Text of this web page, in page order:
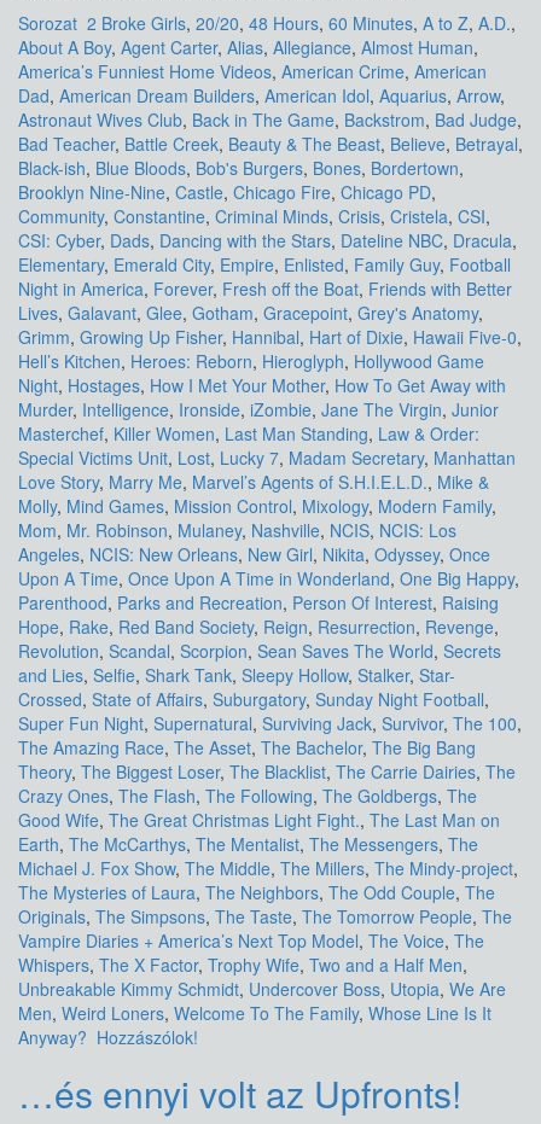
Sorozat 2 Broke Girls, 20/20, 48 Hours, 60 Minutes, A to Z, A.D.,
About A Boy, Agent Carter, Alias, Allegiance, Almost Human,
America’s Funniest Home Videos, American Crime, American
Dad, American Dream Builders, American Idol, Aquarius, Arrow,
Astronaut Wives Club, Back in The Game, Backstrom, Bad Judge,
Bad Teacher, Battle Creek, Beauty & The Beast, Believe, Betrayal,
Black-ish, Blue Bloods, Bob's Burgers, Bones, Bordertown,
Brooklyn Nine-Nine, Castle, Chicago Fire, Chicago PD,
Community, Constantine, Criminal Minds, Crisis, Cristela, CSI,
CSI: Cyber, Dads, Dancing with the Stars, Dateline NBC, Dracula,
Elementary, Emerald City, Empire, Enlisted, Family Guy, Football
Night in America, Forever, Fresh off the Boat, Friends with Better
Lives, Galavant, Glee, Gotham, Gracepoint, Grey's Anatomy,
Grimm, Growing Up Fisher, Hannibal, Hart of Dixie, Hawaii Five-0,
Hell’s Kitchen, Heroes: Reborn, Hieroglyph, Hollywood Game
Night, Hostages, How I Met Your Mother, How To Get Away with
Murder, Intelligence, Ironside, iZombie, Jane The Virgin, Junior
Masterchef, Killer Women, Last Man Standing, Law & Order:
Special Victims Unit, Lost, Lucky 7, Madam Secretary, Manhattan
Love Story, Marry Me, Marvel’s Agents of S.H.I.E.L.D., Mike &
Molly, Mind Games, Mission Control, Mixology, Modern Family,
Mom, Mr. Robinson, Mulaney, Nashville, NCIS, NCIS: Los
Angeles, NCIS: New Orleans, New Girl, Nikita, Odyssey, Once
Upon A Time, Once Upon A Time in Wonderland, One Big Happy,
Parenthood, Parks and Recreation, Person Of Interest, Raising
Hope, Rake, Red Band Society, Reign, Resurrection, Revenge,
Revolution, Scandal, Scorpion, Sean Saves The World, Secrets
and Lies, Selfie, Shark Tank, Sleepy Hollow, Stalker, Star-
Crossed, State of Affairs, Suburgatory, Sunday Night Football,
Super Fun Night, Supernatural, Surviving Jack, Survivor, The 100,
The Amazing Race, The Asset, The Bachelor, The Big Bang
Theory, The Biggest Loser, The Blacklist, The Carrie Dairies, The
Crazy Ones, The Flash, The Following, The Goldbergs, The
Good Wife, The Great Christmas Light Fight., The Last Man on
Earth, The McCarthys, The Mentalist, The Messengers, The
Michael J. Fox Show, The Middle, The Millers, The Mindy-project,
The Mysteries of Laura, The Neighbors, The Odd Couple, The
Originals, The Simpsons, The Taste, The Tomorrow People, The
Vampire Diaries + America’s Next Top Model, The Voice, The
Whispers, The X Factor, Trophy Wife, Two and a Half Men,
Unbreakable Kimmy Schmidt, Undercover Boss, Utopia, We Are
Men, Weird Loners, Welcome To The Family, Whose Line Is It
Anyway? Hozzászólok!
…és ennyi volt az Upfronts!